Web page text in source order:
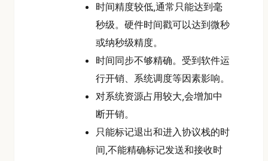
时间精度较低,通常只能达到毫
秒级。硬件时间戳可以达到微秒
或纳秒级精度。
时间同步不够精确。受到软件运
行开销、系统调度等因素影响。
对系统资源占用较大,会增加中
断开销。
只能标记退出和进入协议栈的时
间,不能精确标记发送和接收时